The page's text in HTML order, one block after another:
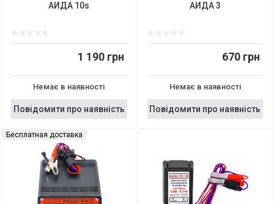
АИДА 10s
1 190 грн
Немає в наявності
Повідомити про наявність
АИДА 3
670 грн
Немає в наявності
Повідомити про наявність
Бесплатная доставка